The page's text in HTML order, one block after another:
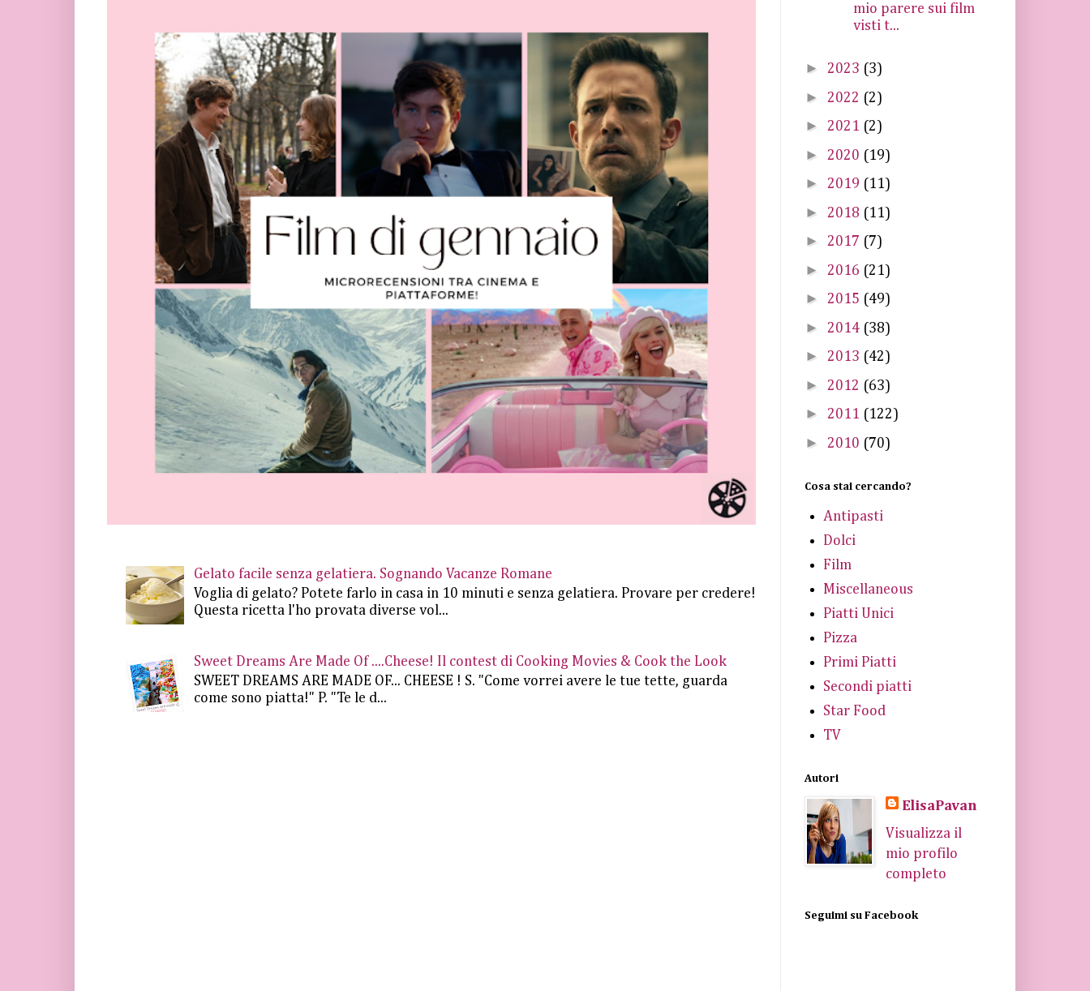
Gelato facile senza gelatiera. Sognando Vacanze Romane
Voglia di gelato? Potete farlo in casa in 10 minuti e senza gelatiera. Provare per credere!
Questa ricetta l'ho provata diverse vol...
Sweet Dreams Are Made Of ....Cheese! Il contest di Cooking Movies & Cook the Look
SWEET DREAMS ARE MADE OF... CHEESE ! S. "Come vorrei avere le tue tette, guarda
come sono piatta!" P. "Te le d...
mio parere sui film
visti t...
► 2023 (3)
► 2022 (2)
► 2021 (2)
► 2020 (19)
► 2019 (11)
► 2018 (11)
► 2017 (7)
► 2016 (21)
► 2015 (49)
► 2014 (38)
► 2013 (42)
► 2012 (63)
► 2011 (122)
► 2010 (70)
Cosa stai cercando?
Antipasti
Dolci
Film
Miscellaneous
Piatti Unici
Pizza
Primi Piatti
Secondi piatti
Star Food
TV
Autori
ElisaPavan
Visualizza il
mio profilo
completo
Seguimi su Facebook